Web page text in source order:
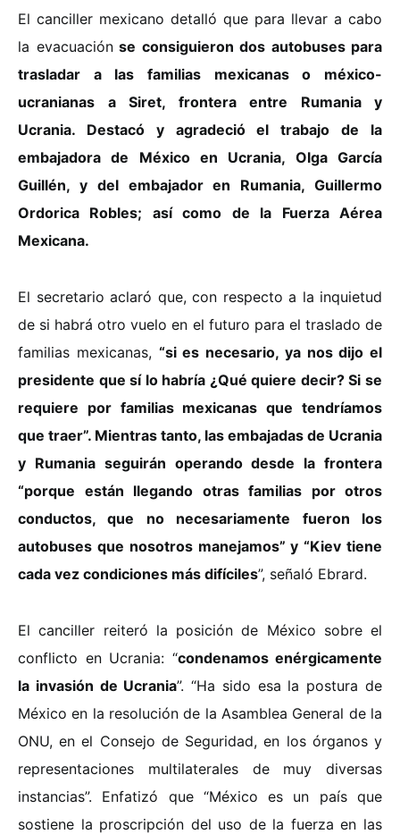
El canciller mexicano detalló que para llevar a cabo
la evacuaciónse consiguieron dos autobuses para
trasladar a las familias mexicanas o méxico-
ucranianas a Siret, frontera entre Rumania y
Ucrania. Destacó y agradeció el trabajo de la
embajadora de México en Ucrania, Olga García
Guillén, y del embajador en Rumania, Guillermo
Ordorica Robles; así como de la Fuerza Aérea
Mexicana.
El secretario aclaró que, con respecto a la inquietud
de si habrá otro vuelo en el futuro para el traslado de
familias mexicanas, “si es necesario, ya nos dijo el
presidente que sí lo habría ¿Qué quiere decir? Si se
requiere por familias mexicanas que tendríamos
que traer”. Mientras tanto, las embajadas de Ucrania
y Rumania seguirán operando desde la frontera
“porque están llegando otras familias por otros
conductos, que no necesariamente fueron los
autobuses que nosotros manejamos” y “Kiev tiene
cada vez condiciones más difíciles”, señaló Ebrard.
El canciller reiteró la posición de México sobre el
conflicto en Ucrania: “condenamos enérgicamente
la invasión de Ucrania”. “Ha sido esa la postura de
México en la resolución de la Asamblea General de la
ONU, en el Consejo de Seguridad, en los órganos y
representaciones multilaterales de muy diversas
instancias”. Enfatizó que “México es un país que
sostiene la proscripción del uso de la fuerza en las